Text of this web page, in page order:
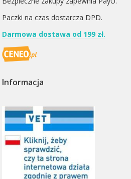
Paczki na czas dostarcza DPD.
Darmowa dostawa od 199 zł.
Informacja